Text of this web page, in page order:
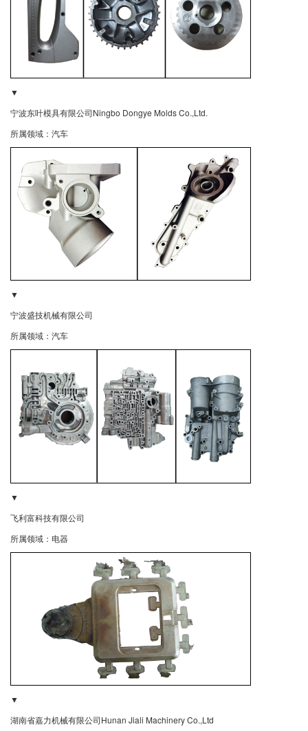
▼
宁波东叶模具有限公司Ningbo Dongye Molds Co.,Ltd.
所属领域：汽车
▼
宁波盛技机械有限公司
所属领域：汽车
▼
飞利富科技有限公司
所属领域：电器
▼
湖南省嘉力机械有限公司Hunan Jiali Machinery Co.,Ltd